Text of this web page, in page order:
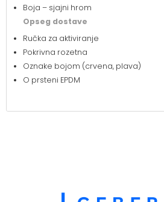
Boja – sjajni hrom
Opseg dostave
Ručka za aktiviranje
Pokrivna rozetna
Oznake bojom (crvena, plava)
O prsteni EPDM